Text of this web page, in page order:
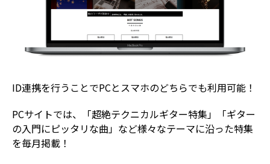
ID連携を行うことでPCとスマホのどちらでも利用可能！
PCサイトでは、「超絶テクニカルギター特集」「ギター
の入門にピッタリな曲」など様々なテーマに沿った特集
を毎月掲載！